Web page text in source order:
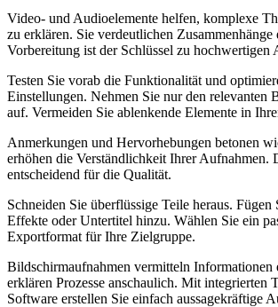
Video- und Audioelemente helfen, komplexe
zu erklären. Sie verdeutlichen
Vorbereitung ist der Schlüssel zu hochwertigen
Testen Sie vorab die Funktionalität und
Einstellungen. Nehmen Sie nur den relevanten
auf. Vermeiden Sie ablenkende Elemente in
Anmerkungen und Hervorhebungen betonen
erhöhen die Verständlichkeit Ihrer Aufnahmen.
entscheidend für die Qualität.
Schneiden Sie überflüssige Teile heraus. Fügen
Effekte oder Untertitel hinzu. Wählen Sie ein
Exportformat für Ihre Zielgruppe.
Bildschirmaufnahmen vermitteln Informationen
erklären Prozesse anschaulich. Mit integrierten
Software erstellen Sie einfach aussagekräftige